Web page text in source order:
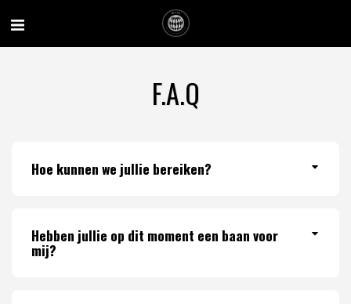
F.A.Q
Hoe kunnen we jullie bereiken?
Hebben jullie op dit moment een baan voor
mij?